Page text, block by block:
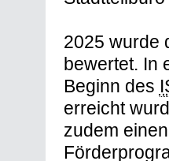
2025 wurde
bewertet. In
Beginn des
erreicht
zudem